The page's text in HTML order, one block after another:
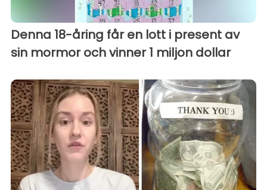
Denna 18-åring får en lott i present av
sin mormor och vinner 1 miljon dollar